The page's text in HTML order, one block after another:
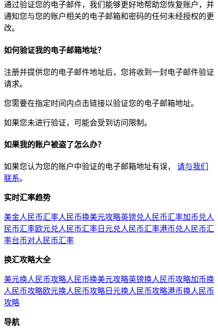
通过验证您的电子邮件，我们能够更好地帮助您恢复账户，并
通知您与您的账户相关的电子邮箱和密码的任何未经授权的更
改。
如何验证我的电子邮箱地址？
注册并提供您的电子邮件地址后，您将收到一封电子邮件验证
请求。
您需要在指定时间内点击链接以验证您的电子邮箱地址。
如果您未进行验证，可能会受到访问限制。
如果我的账户被盗了怎么办？
如果您认为您的账户中验证的电子邮箱地址有误， 请与我们
联系。
实时汇率趋势
美金人民币汇率人民币换美元攻略英镑兑人民币汇率加币兑人
民币汇率欧元兑人民币汇率 日元兑人民币汇率港币兑人民币汇
率台币对人民币汇率
换汇攻略大全
美元换人民币攻略人民币换美元攻略英镑换人民币攻略加币换
人民币攻略欧元换人民币攻略 日元换人民币攻略港币换人民币
攻略
导航